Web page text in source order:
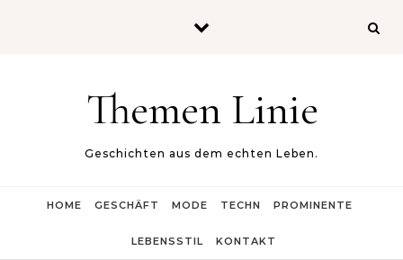
Themen Linie
Geschichten aus dem echten Leben.
HOME GESCHÄFT MODE TECHN PROMINENTE
LEBENSSTIL KONTAKT